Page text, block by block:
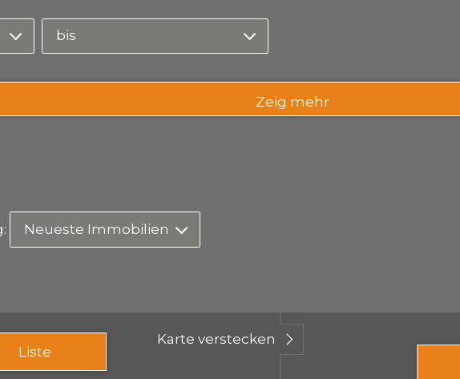
bis
Zeig mehr
Neueste Immobilien
Liste
Karte verstecken